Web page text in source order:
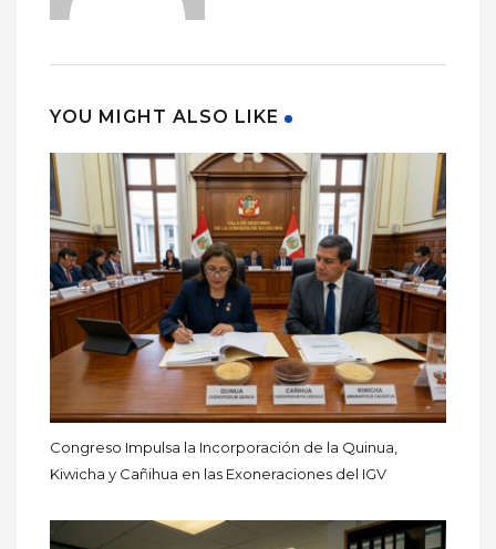
YOU MIGHT ALSO LIKE
Congreso Impulsa la Incorporación de la Quinua,
Kiwicha y Cañihua en las Exoneraciones del IGV